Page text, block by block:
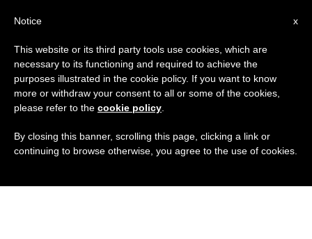
x
Notice
This website or its third party tools use cookies, which are
necessary to its functioning and required to achieve the
purposes illustrated in the cookie policy. If you want to know
more or withdraw your consent to all or some of the cookies,
please refer to the cookie policy
By closing this banner, scrolling this page, clicking a link or
continuing to browse otherwise, you agree to the use of cookies.